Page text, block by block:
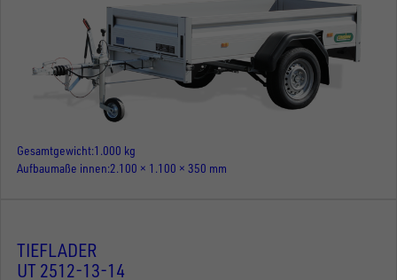
Gesamtgewicht 1.000 kg
Aufbaumaße innen 2.100 × 1.100 × 350 mm
TIEFLADER
UT 2512-13-14